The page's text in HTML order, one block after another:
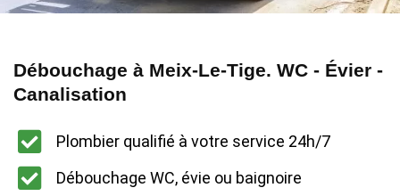
Débouchage à Meix-Le-Tige. WC - Évier -
Canalisation
Plombier qualifié à votre service 24h/7
Débouchage WC, évie ou baignoire